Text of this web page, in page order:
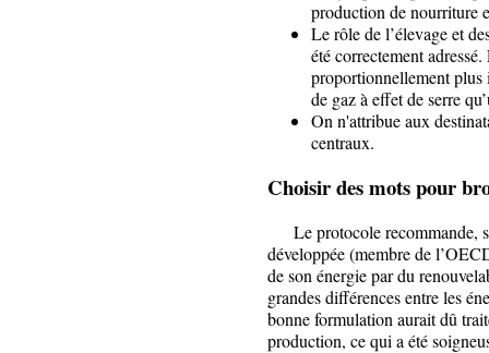
production de nourriture
Le rôle de l’élevage et
été correctement
proportionnellement
de gaz à effet de serre
On n'attribue aux
centraux.
Choisir des mots pour
Le protocole recommande,
développée (membre de
de son énergie par du
grandes différences entre les
bonne formulation aurait dû
production, ce qui a été